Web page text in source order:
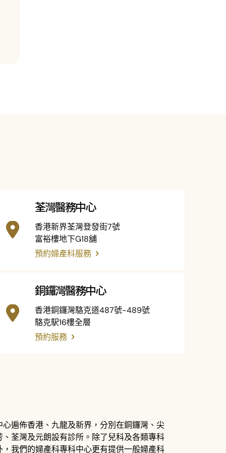
荃灣醫務中心
香港新界荃灣登發街7號
富裕樓地下G18舖
預約婦產科服務
銅鑼灣醫務中心
香港銅鑼灣駱克道487號-489號
駱克駅16樓全層
預約服務
心遍佈香港、九龍及新界，分別在銅鑼灣、尖
荃灣及元朗設有診所。 除了兒科及各類專科
，我們的婦產科專科中心更有提供一般婦產科